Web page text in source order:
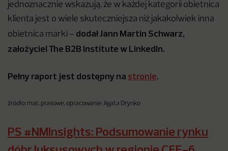
jednoznacznie wskazują, że w każdej kategorii obietnica
klienta jest o wiele skuteczniejsza niż jakakolwiek inna
obietnica marki – dodał Jann Martin Schwarz,
założyciel The B2B Institute w LinkedIn.
Pełny raport jest dostępny na stronie.
źródło: mat. prasowe, opracowanie: Agata Drynko
PS #NMInsights: Podsumowanie rynku